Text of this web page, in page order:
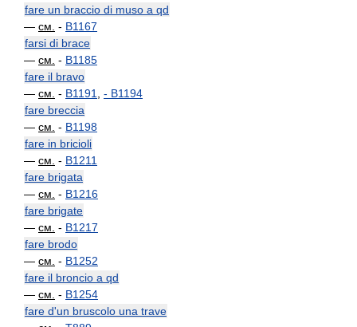
fare un braccio di muso a qd
— см. - B1167
farsi di brace
— см. - B1185
fare il bravo
— см. - B1191 - B1194
fare breccia
— см. - B1198
fare in bricioli
— см. - B1211
fare brigata
— см. - B1216
fare brigate
— см. - B1217
fare brodo
— см. - B1252
fare il broncio a qd
— см. - B1254
fare d'un bruscolo una trave